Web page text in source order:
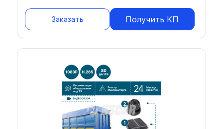
Заказать Получить КП